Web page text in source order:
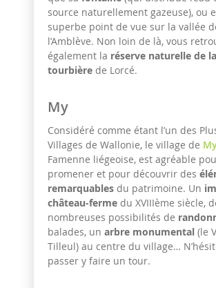
source naturellement gazeuse), ou
superbe point de vue sur la vallée
l’Amblève. Non loin de là, vous
également la réserve naturelle de la
tourbière de Lorcé.
My
Considéré comme étant l’un des
Villages de Wallonie, le village de
Famenne liégeoise, est agréable
promener et pour découvrir des
remarquables du patrimoine. Un
château-ferme du XVIIIème siècle,
nombreuses possibilités de
balades, un arbre monumental (le
Tilleul) au centre du village…
passer y faire un tour.